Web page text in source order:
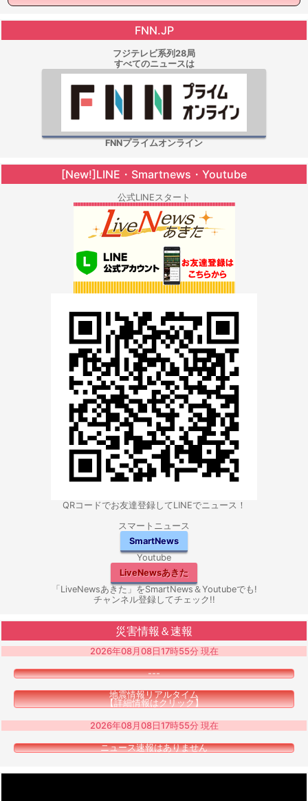
FNN.JP
フジテレビ系列28局
すべてのニュースは
FNNプライムオンライン
[New!]LINE・Smartnews・Youtube
公式LINEスタート
QRコードでお友達登録してLINEでニュース！
スマートニュース
SmartNews
Youtube
LiveNewsあきた
「LiveNewsあきた」をSmartNews＆Youtubeでも!
チャンネル登録してチェック!!
災害情報＆速報
2026年08月08日17時55分 現在
---
地震情報リアルタイム
【詳細情報はクリック】
2026年08月08日17時55分 現在
ニュース速報はありません